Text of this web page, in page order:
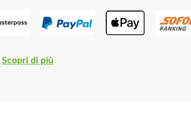
Scopri di più